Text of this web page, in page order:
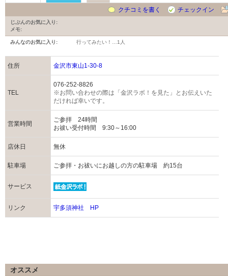
クチコミを書く
チェックイン
じぶんのお気に入り:
メモ:
みんなのお気に入り: 行ってみたい！… 1人
住所 金沢市東山1-30-8
TEL
076-252-8826
※お問い合わせの際は「金沢ラボ！を見た」とお伝えいた
だければ幸いです。
営業時間
ご参拝 24時間
お祓い受付時間 9:30～16:00
店休日 無休
駐車場 ご参拝・お祓いにお越しの方の駐車場 約15台
サービス
リンク 宇多須神社 HP
オススメ